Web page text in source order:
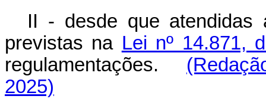
II - desde que atendidas
previstas na Lei nº 14.871,
regulamentações.
2025)